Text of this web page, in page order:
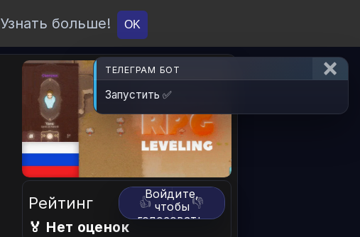
Узнать больше! OK
Рейтинг 👍 👎
Войдите,
чтобы
голосовать.
🏅 Нет оценок
ТЕЛЕГРАМ БОТ
Запустить ✅